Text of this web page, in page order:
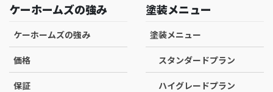
ケーホームズの強み
ケーホームズの強み
価格
保証
塗装メニュー
塗装メニュー
スタンダードプラン
ハイグレードプラン